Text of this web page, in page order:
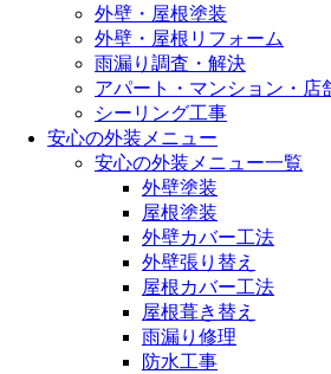
外壁・屋根塗装
外壁・屋根リフォーム
雨漏り調査・解決
アパート・マンション・店
シーリング工事
安心の外装メニュー
安心の外装メニュー一覧
外壁塗装
屋根塗装
外壁カバー工法
外壁張り替え
屋根カバー工法
屋根葺き替え
雨漏り修理
防水工事